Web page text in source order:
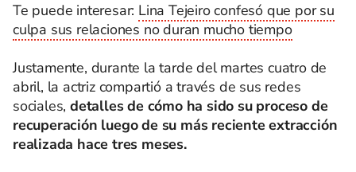
Te puede interesar: Lina Tejeiro confesó que por su
culpa sus relaciones no duran mucho tiempo
Justamente, durante la tarde del martes cuatro de
abril, la actriz compartió a través de sus redes
sociales, detalles de cómo ha sido su proceso de
recuperación luego de su más reciente extracción
realizada hace tres meses.